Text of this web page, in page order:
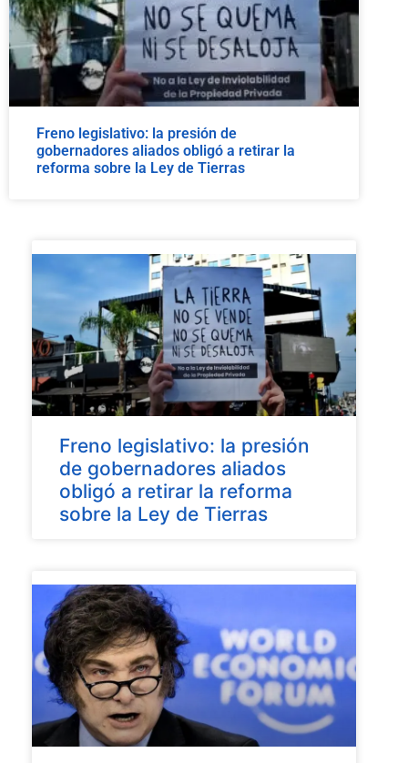
Freno legislativo: la presión de
gobernadores aliados obligó a retirar la
reforma sobre la Ley de Tierras
Freno legislativo: la presión
de gobernadores aliados
obligó a retirar la reforma
sobre la Ley de Tierras